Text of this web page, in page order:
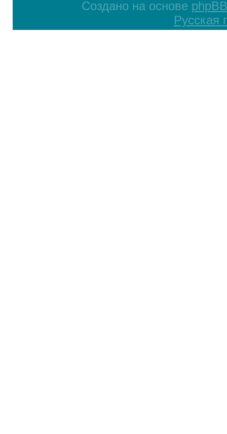
Создано на основе phpBB
Русская